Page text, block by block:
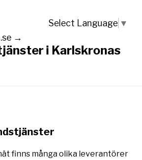
i Karlskronas
Select Language ▼
→
finns många olika leverantörer